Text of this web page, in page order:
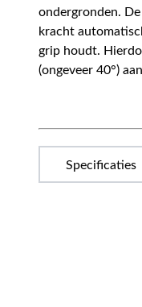
ondergronden.
kracht
grip houdt.
(ongeveer 40°)